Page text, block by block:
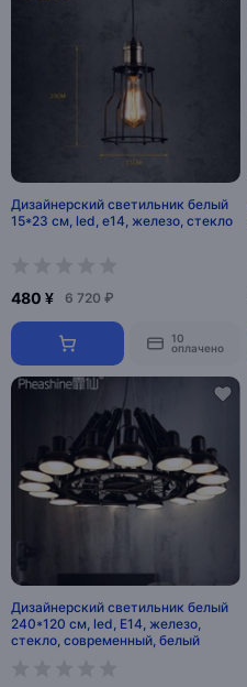
Дизайнерский светильник белый
15*23 см, led, e14, железо, стекло
480 ¥ 6 720 ₽
10
оплачено
Дизайнерский светильник белый
240*120 см, led, E14, железо,
стекло, современный, белый